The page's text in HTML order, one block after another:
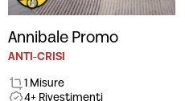
Annibale Promo
ANTI-CRISI
1 Misure
4+ Rivestimenti